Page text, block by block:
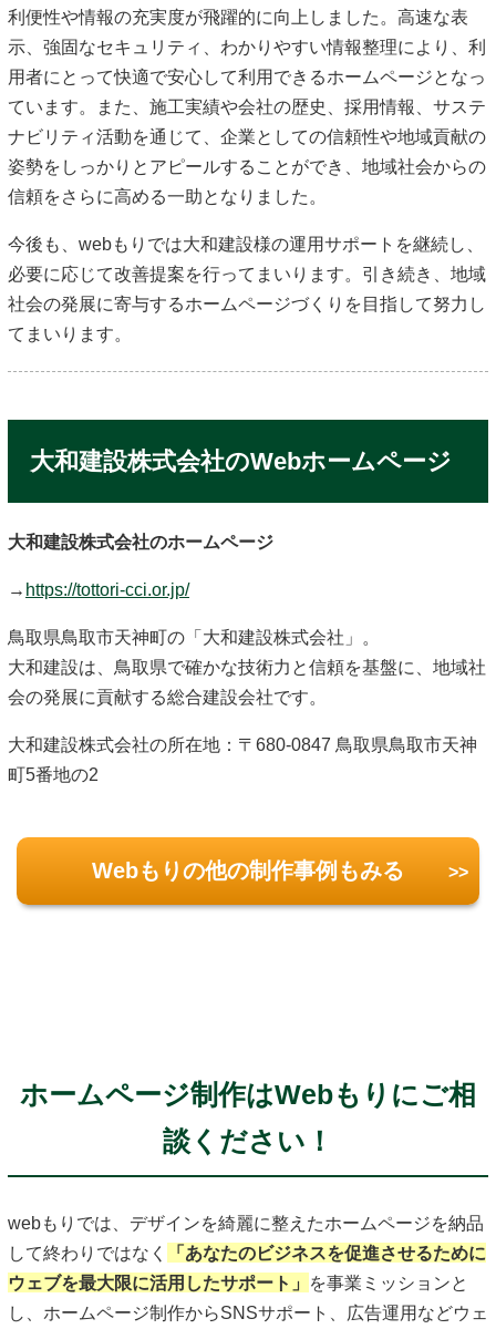
利便性や情報の充実度が飛躍的に向上しました。高速な表
示、強固なセキュリティ、わかりやすい情報整理により、利
用者にとって快適で安心して利用できるホームページとなっ
ています。また、施工実績や会社の歴史、採用情報、サステ
ナビリティ活動を通じて、企業としての信頼性や地域貢献の
姿勢をしっかりとアピールすることができ、地域社会からの
信頼をさらに高める一助となりました。
今後も、webもりでは大和建設様の運用サポートを継続し、
必要に応じて改善提案を行ってまいります。引き続き、地域
社会の発展に寄与するホームページづくりを目指して努力し
てまいります。
大和建設株式会社のWebホームページ
大和建設株式会社のホームページ
→ https://tottori-cci.or.jp/
鳥取県鳥取市天神町の「大和建設株式会社」。
大和建設は、鳥取県で確かな技術力と信頼を基盤に、地域社
会の発展に貢献する総合建設会社です。
大和建設株式会社の所在地：〒680-0847 鳥取県鳥取市天神
町5番地の2
Webもりの他の制作事例もみる
ホームページ制作はWebもりにご相
談ください！
webもりでは、デザインを綺麗に整えたホームページを納品
して終わりではなく
「あなたのビジネスを促進させるために
ウェブを最大限に活用したサポート」
を事業ミッションと
し、ホームページ制作からSNSサポート、広告運用などウェ